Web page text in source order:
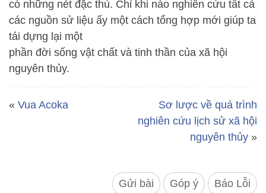
có những nét đặc thù. Chỉ khi nào nghiên cứu tất cả
các nguồn sử liệu ấy một cách tổng hợp mới giúp ta
tái dựng lại một
phần đời sống vật chất và tinh thần của xã hội
nguyên thủy.
« Vua Acoka
Sơ lược về quá trình
nghiên cứu lịch sử xã hội
nguyên thủy »
Gửi bài Góp ý Báo Lỗi